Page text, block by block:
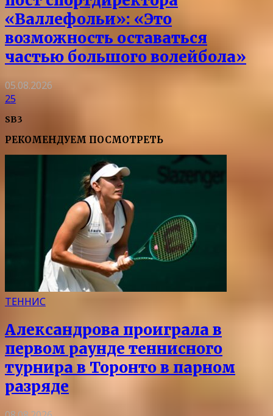
«Валлефольи»: «Это
возможность оставаться
частью большого волейбола»
05.08.2026
25
SB3
РЕКОМЕНДУЕМ ПОСМОТРЕТЬ
ТЕННИС
Александрова проиграла в
первом раунде теннисного
турнира в Торонто в парном
разряде